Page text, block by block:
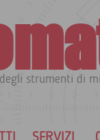
degli strumenti di